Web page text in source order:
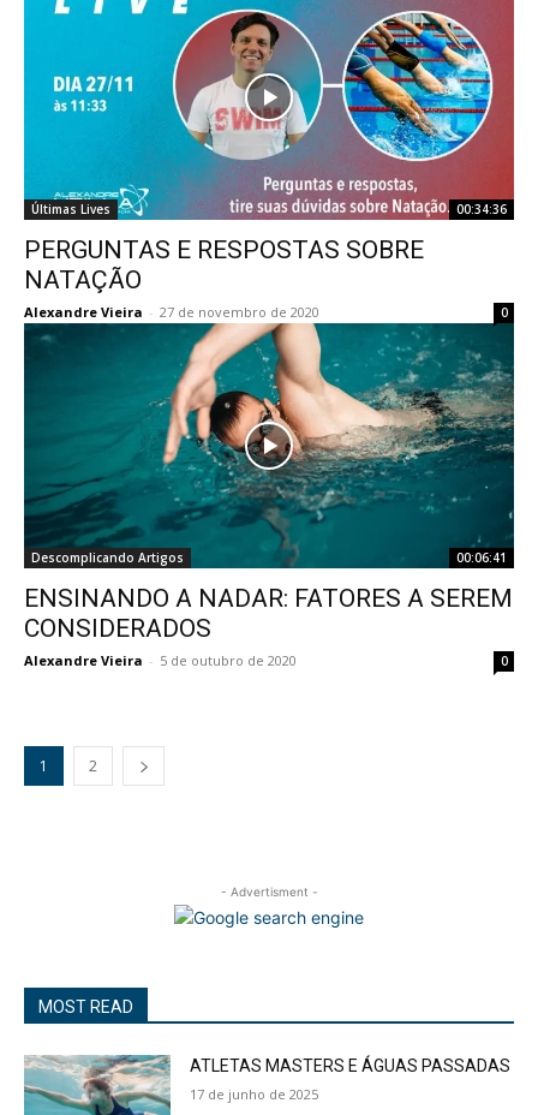
Últimas Lives 00:34:36
PERGUNTAS E RESPOSTAS SOBRE
NATAÇÃO
Alexandre Vieira - 27 de novembro de 2020 0
Descomplicando Artigos 00:06:41
ENSINANDO A NADAR: FATORES A SEREM
CONSIDERADOS
Alexandre Vieira - 5 de outubro de 2020 0
1 2
- Advertisment -
MOST READ
ATLETAS MASTERS E ÁGUAS PASSADAS
17 de junho de 2025